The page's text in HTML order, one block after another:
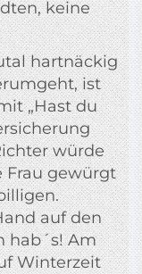
keine
hartnäckig
ist
„Hast du
würde
Frau gewürgt
auf den
hab´s! Am
Winterzeit